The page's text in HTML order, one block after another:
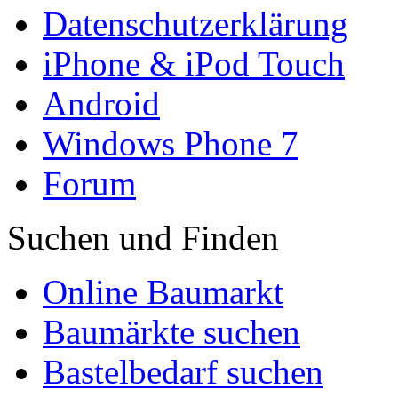
Datenschutzerklärung
iPhone & iPod Touch
Android
Windows Phone 7
Forum
Suchen und Finden
Online Baumarkt
Baumärkte suchen
Bastelbedarf suchen